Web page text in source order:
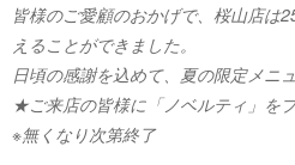
皆様のご愛顧のおかげで、桜山店は
えることができました。
日頃の感謝を込めて、夏の限定メニ
★ご来店の皆様に「ノベルティ」を
※無くなり次第終了